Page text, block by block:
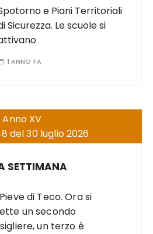
e Piani Territoriali
Sicurezza. Le scuole si
1 ANNO FA
Anno XV
del 30 luglio 2026
SETTIMANA
di Teco. Ora si
un secondo
un terzo è